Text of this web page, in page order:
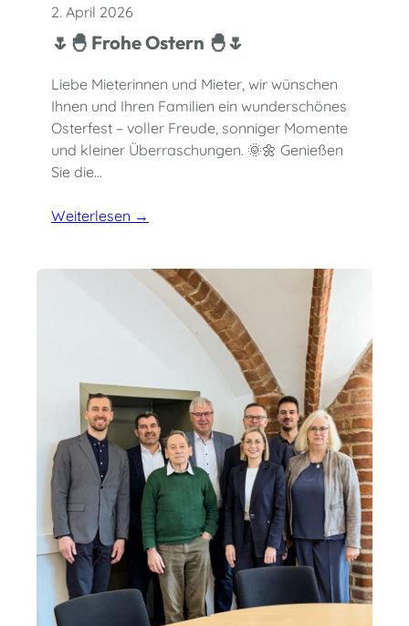
2. April 2026
🌷🐣 Frohe Ostern 🐣🌷
Liebe Mieterinnen und Mieter, wir wünschen
Ihnen und Ihren Familien ein wunderschönes
Osterfest – voller Freude, sonniger Momente
und kleiner Überraschungen. 🌞🌼 Genießen
Sie die…
Weiterlesen →